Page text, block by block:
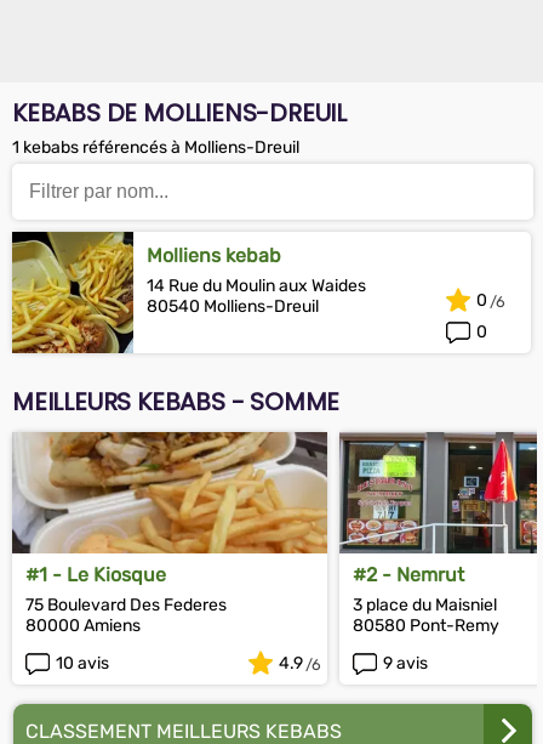
KEBABS DE MOLLIENS-DREUIL
1 kebabs référencés à Molliens-Dreuil
Molliens kebab
14 Rue du Moulin aux Waides
80540 Molliens-Dreuil
0
0
MEILLEURS KEBABS - SOMME
#1 - Le Kiosque
75 Boulevard Des Federes
80000 Amiens
10 avis
4.9
#2 - Nemrut
3 place du Maisniel
80580 Pont-Remy
9 avis
CLASSEMENT MEILLEURS KEBABS